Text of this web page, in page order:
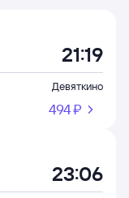
21:19
Девяткино
494 ⁠₽
23:06